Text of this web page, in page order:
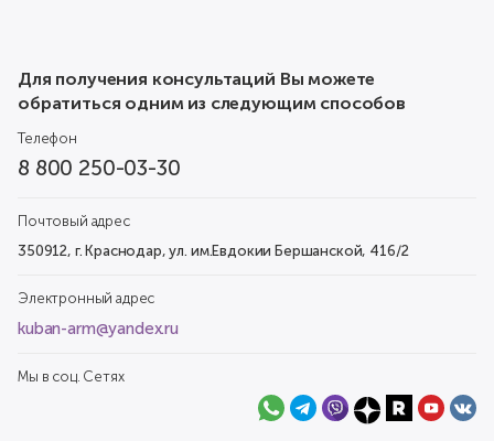
Для получения консультаций Вы можете
обратиться одним из следующим способов
Телефон
8 800 250-03-30
Почтовый адрес
350912, г. Краснодар, ул. им.Евдокии Бершанской, 416/2
Электронный адрес
kuban-arm@yandex.ru
Мы в соц. Сетях